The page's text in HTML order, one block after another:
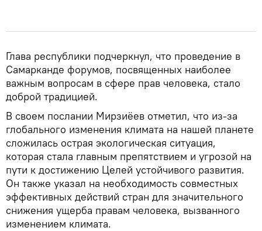
Глава республики подчеркнул, что проведение в
Самарканде форумов, посвященных наиболее
важным вопросам в сфере прав человека, стало
доброй традицией.
В своем послании Мирзиёев отметил, что из-за
глобального изменения климата на нашей планете
сложилась острая экологическая ситуация,
которая стала главным препятствием и угрозой на
пути к достижению Целей устойчивого развития.
Он также указал на необходимость совместных
эффективных действий стран для значительного
снижения ущерба правам человека, вызванного
изменением климата.